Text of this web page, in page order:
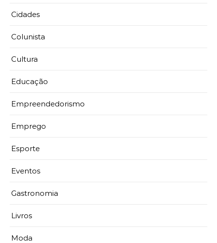
Cidades
Colunista
Cultura
Educação
Empreendedorismo
Emprego
Esporte
Eventos
Gastronomia
Livros
Moda